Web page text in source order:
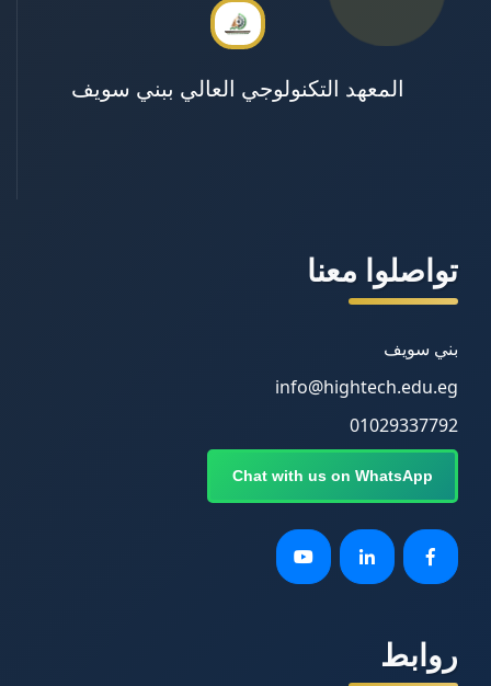
المعهد التكنولوجي العالي ببني سويف
تواصلوا معنا
بني سويف
info@hightech.edu.eg
01029337792
Chat with us on WhatsApp
روابط